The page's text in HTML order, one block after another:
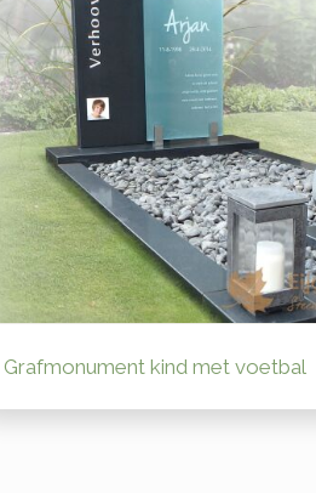
Grafmonument kind met voetbal